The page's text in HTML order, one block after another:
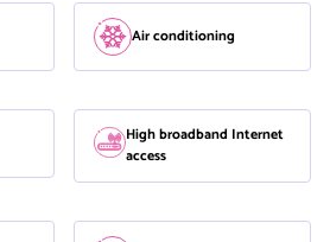
Air conditioning
High broadband Internet
access